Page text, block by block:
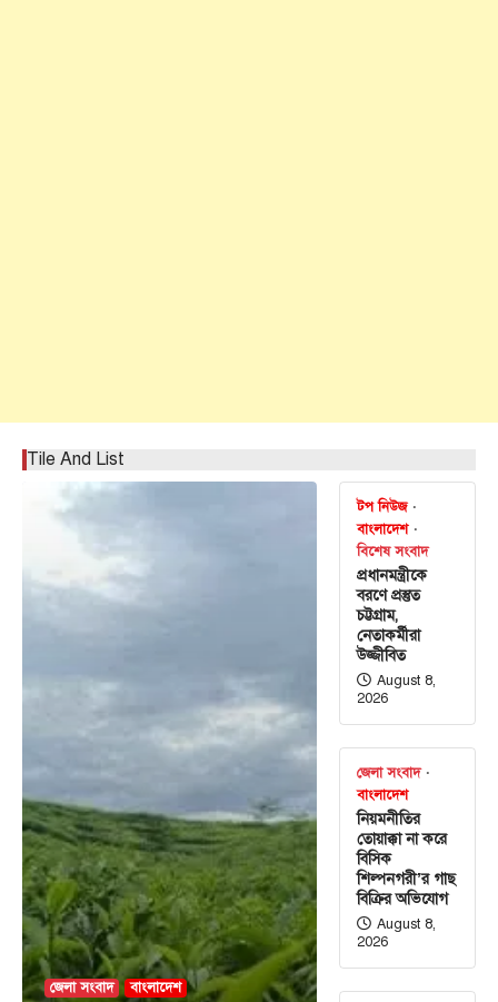
Tile And List
জেলা সংবাদ বাংলাদেশ
টপ নিউজ
বাংলাদেশ
বিশেষ সংবাদ
প্রধানমন্ত্রীকে
বরণে প্রস্তুত
চট্টগ্রাম,
নেতাকর্মীরা
উজ্জীবিত
August 8,
2026
জেলা সংবাদ
বাংলাদেশ
নিয়মনীতির
তোয়াক্কা না করে
বিসিক
শিল্পনগরী’র গাছ
বিক্রির অভিযোগ
August 8,
2026